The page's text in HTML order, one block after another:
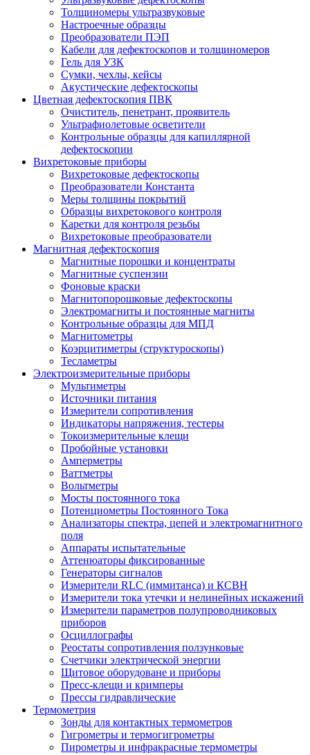
Толщиномеры ультразвуковые
Настроечные образцы
Преобразователи ПЭП
Кабели для дефектоскопов и толщиномеров
Гель для УЗК
Сумки, чехлы, кейсы
Акустические дефектоскопы
Цветная дефектоскопия ПВК
Очиститель, пенетрант, проявитель
Ультрафиолетовые осветители
Контрольные образцы для капиллярной
дефектоскопии
Вихретоковые приборы
Вихретоковые дефектоскопы
Преобразователи Константа
Меры толщины покрытий
Образцы вихретокового контроля
Каретки для контроля резьбы
Вихретоковые преобразователи
Магнитная дефектоскопия
Магнитные порошки и концентраты
Магнитные суспензии
Фоновые краски
Магнитопорошковые дефектоскопы
Электромагниты и постоянные магниты
Контрольные образцы для МПД
Магнитометры
Коэрцитиметры (структуроскопы)
Тесламетры
Электроизмерительные приборы
Мультиметры
Источники питания
Измерители сопротивления
Индикаторы напряжения, тестеры
Токоизмерительные клещи
Пробойные установки
Амперметры
Ваттметры
Вольтметры
Мосты постоянного тока
Потенциометры Постоянного Тока
Анализаторы спектра, цепей и электромагнитного
поля
Аппараты испытательные
Аттенюаторы фиксированные
Генераторы сигналов
Измерители RLC (иммитанса) и КСВН
Измерители тока утечки и нелинейных искажений
Измерители параметров полупроводниковых
приборов
Осциллографы
Реостаты сопротивления ползунковые
Счетчики электрической энергии
Щитовое оборудоване и приборы
Пресс-клещи и кримперы
Прессы гидравлические
Термометрия
Зонды для контактных термометров
Гигрометры и термогигрометры
Пирометры и инфракрасные термометры